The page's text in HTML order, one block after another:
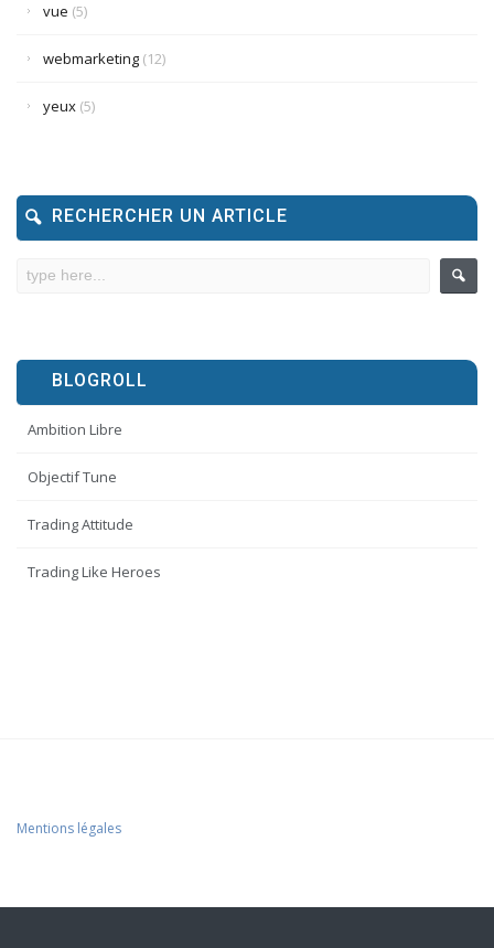
vue (5)
webmarketing (12)
yeux (5)
RECHERCHER UN ARTICLE
BLOGROLL
Ambition Libre
Objectif Tune
Trading Attitude
Trading Like Heroes
Mentions légales